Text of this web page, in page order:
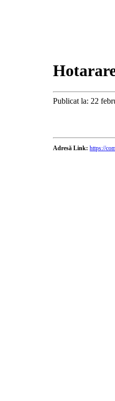
Publicat la: 22
Adresă Link: https://